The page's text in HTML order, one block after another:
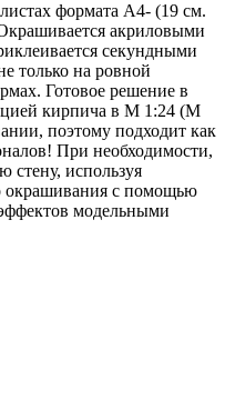
формата А4- (19 см.
акриловыми
секундными
только на ровной
Готовое решение в
кирпича в М 1:24 (М
поэтому подходит как
При необходимости,
стену, используя
окрашивания с помощью
модельными